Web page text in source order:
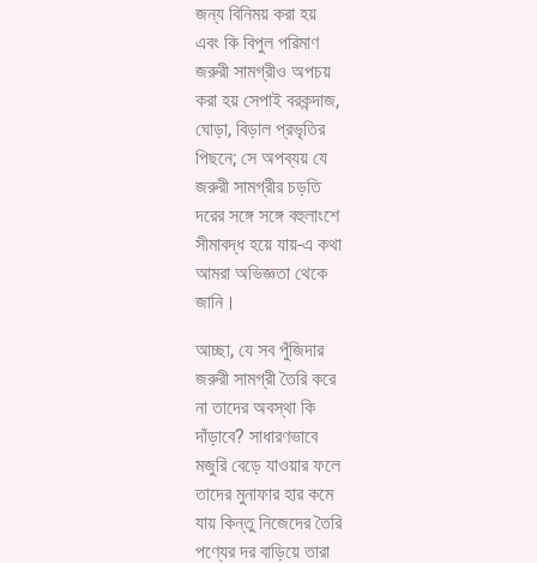
জন্য বিনিময় করা হয়
এবং কি বিপুল পরিমাণ
জরুরী সামগ্রীও অপচয়
করা হয় সেপাই বরকন্দাজ,
ঘোড়া, বিড়াল প্রভৃতির
পিছনে; সে অপব্যয় যে
জরুরী সামগ্রীর চড়তি
দরের সঙ্গে সঙ্গে বহুলাংশে
সীমাবদ্ধ হয়ে যায়-এ কথা
আমরা অভিজ্ঞতা থেকে
জানি।
আচ্ছা, যে সব পুঁজিদার
জরুরী সামগ্রী তৈরি করে
না তাদের অবস্থা কি
দাঁড়াবে? সাধারণভাবে
মজুরি বেড়ে যাওয়ার ফলে
তাদের মুনাফার হার কমে
যায় কিন্তু নিজেদের তৈরি
পণ্যের দর বাড়িয়ে তারা